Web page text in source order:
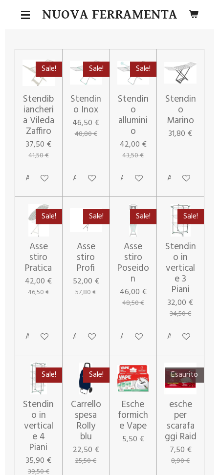
principale
NUOVA FERRAMENTA
Sale!
Stendib
iancheri
a Vileda
Zaffiro
37,50 €
41,50 €
Aggiungi al carrello
Sale!
Stendin
o Inox
46,50 €
48,80 €
Aggiungi al carrello
Sale!
Stendin
o
allumini
o
42,00 €
43,50 €
Aggiungi al carrello
Stendin
o
Marino
31,80 €
Aggiungi al
Sale!
Asse
stiro
Pratica
42,00 €
46,50 €
Aggiungi al carrello
Sale!
Asse
stiro
Profi
52,00 €
57,80 €
Aggiungi al carrello
Sale!
Asse
stiro
Poseido
n
46,00 €
48,50 €
Aggiungi al carrello
Sale!
Stendin
o in
vertical
e 3
Piani
32,00 €
34,50 €
Aggiungi al
Sale!
Stendin
o in
vertical
e 4
Piani
35,90 €
39,50 €
Sale!
Carrello
spesa
Rolly
blu
22,50 €
25,50 €
Esche
formich
e Vape
5,50 €
Esaurito
esche
per
scarafa
ggi Raid
7,50 €
8,90 €